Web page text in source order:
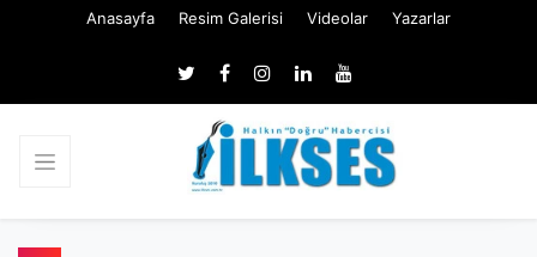
Anasayfa Resim Galerisi Videolar Yazarlar